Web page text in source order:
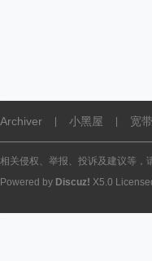
Archiver 小黑屋 宽
相关侵权、举报、投诉及建议等，
Powered by Discuz! X5.0